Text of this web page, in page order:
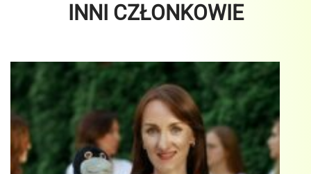
INNI CZŁONKOWIE